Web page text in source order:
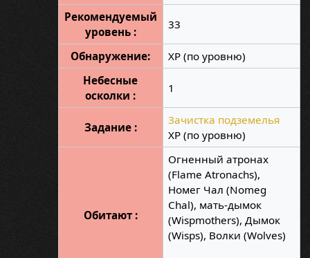
Рекомендуемый
уровень :
33
Обнаружение:
XP (по уровню)
Небесные
осколки :
1
Задание :
Зачистка подземелья
XP (по уровню)
Обитают :
Огненный атронах
(Flame Atronachs),
Номег Чал (Nomeg
Chal), мать-дымок
(Wispmothers), Дымок
(Wisps), Волки (Wolves)